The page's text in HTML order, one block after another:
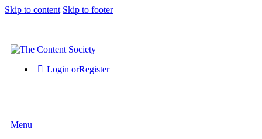
Skip to content Skip to footer
Login orRegister
Menu